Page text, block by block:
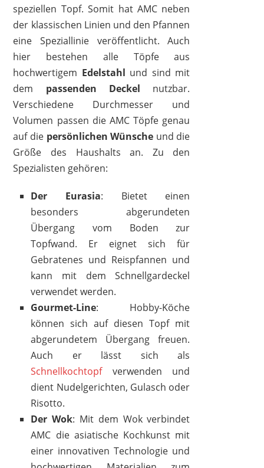
speziellen Topf. Somit hat AMC neben
der klassischen Linien und den Pfannen
eine Speziallinie veröffentlicht. Auch
hier bestehen alle Töpfe aus
hochwertigem Edelstahl und sind mit
dem passenden Deckel nutzbar.
Verschiedene Durchmesser und
Volumen passen die AMC Töpfe genau
auf die persönlichen Wünsche und die
Größe des Haushalts an. Zu den
Spezialisten gehören:
Der Eurasia: Bietet einen
besonders abgerundeten
Übergang vom Boden zur
Topfwand. Er eignet sich für
Gebratenes und Reispfannen und
kann mit dem Schnellgardeckel
verwendet werden.
Gourmet-Line: Hobby-Köche
können sich auf diesen Topf mit
abgerundetem Übergang freuen.
Auch er lässt sich als
Schnellkochtopfverwenden und
dient Nudelgerichten, Gulasch oder
Risotto.
Der Wok: Mit dem Wok verbindet
AMC die asiatische Kochkunst mit
einer innovativen Technologie und